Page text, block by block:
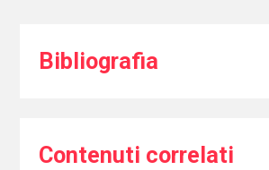
Bibliografia
Contenuti correlati